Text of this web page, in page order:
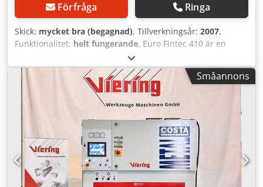
Förfråga Ringa
Skick: mycket bra (begagnad), Tillverkningsår: 2007,
Funktionalitet: helt fungerande, Euro Fintec 410 är en
maskin för avgradning som har ett 25 mm brett band.
Bandaggregatet kan enkelt justeras för att passa komplexa
avgradningsprocesser. Maskinen levereras komplett med
en påse för uppsamling av damm, vilket säkerställer en
säker drift. Den är i utmärkt skick och levereras komplett
med ett antal avgradningsband. Cedpfx Aezmafqjm Rerf
Småannons